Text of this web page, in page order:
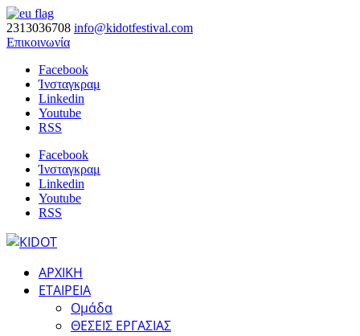
2313036708 info@kidotfestival.com
Επικοινωνία
Facebook
Ίνσταγκραμ
Linkedin
Youtube
RSS
Facebook
Ίνσταγκραμ
Linkedin
Youtube
RSS
ΑΡΧΙΚΗ
ΕΤΑΙΡΕΙΑ
Ομάδα
ΘΕΣΕΙΣ ΕΡΓΑΣΙΑΣ